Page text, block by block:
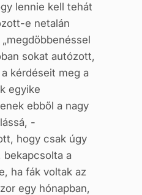
lennie kell tehát
e netalán
sokat autózott,
kérdéseit meg a
egyike
ebből a nagy
-
hogy csak úgy
a
ha fák voltak az
egy hónapban,